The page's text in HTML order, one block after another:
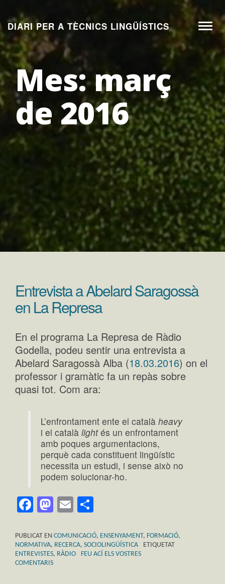
al
contingut
DIARI PER A TÈCNICS LINGÜÍSTICS
Mes:març
de 2016
Entrevista a Abelard Saragossà
en La Represa
En el programa La Represa de Ràdio
Godella, podeu sentir una entrevista a
Abelard Saragossà Alba (18.03.2016) on el
professor i gramàtic fa un repàs sobre
quasi tot. Com ara:
L’enfrontament ente el catalàheavy
i el catalàlightés un enfrontament
amb poques argumentacions,
perquè cada constituent lingüístic
necessita un estudi, i sense això no
podem solucionar-ho.
Facebook
Mastodon
Email
PUBLICAT EN COMUNICACIÓ, ENSENYAMENT, FORMACIÓ,
NORMATIVA, RECERCA, SOCIOLINGÜÍSTICA
ETIQUETAT
ENTREVISTES, RÀDIO
FEU ACÍ ELS VOSTRES
COMENTARIS